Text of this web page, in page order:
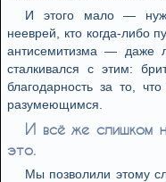
И этого мало —
нееврей, кто когда-либо
антисемитизма — даже
сталкивался с этим:
благодарность за то,
разумеющимся.
И всё же слишком
это.
Мы позволили этому